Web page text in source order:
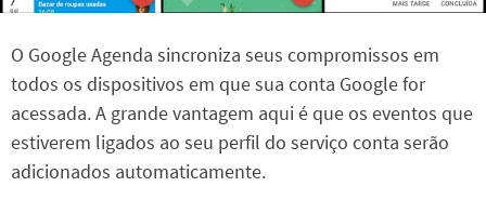
O Google Agenda sincroniza seus compromissos em
todos os dispositivos em que sua conta Google for
acessada. A grande vantagem aqui é que os eventos que
estiverem ligados ao seu perfil do serviço conta serão
adicionados automaticamente.